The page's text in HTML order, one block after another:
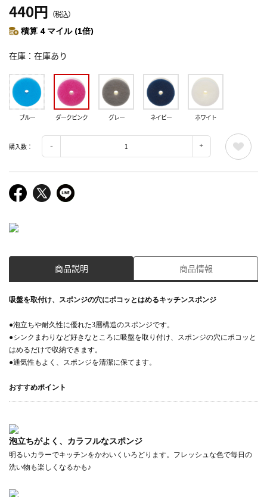
440円 （税込）
積算 4 マイル (1倍)
在庫 在庫あり
ブルー ダークピンク グレー ネイビー ホワイト
購入数：
商品説明 商品情報
吸盤を取付け、スポンジの穴にポコッとはめるキッチンスポンジ
●泡立ちや耐久性に優れた3層構造のスポンジです。
●シンクまわりなど好きなところに吸盤を取り付け、スポンジの穴にポコッと
はめるだけで収納できます。
●通気性もよく、スポンジを清潔に保てます。
おすすめポイント
泡立ちがよく、カラフルなスポンジ
明るいカラーでキッチンをかわいくいろどります。フレッシュな色で毎日の
洗い物も楽しくなるかも♪